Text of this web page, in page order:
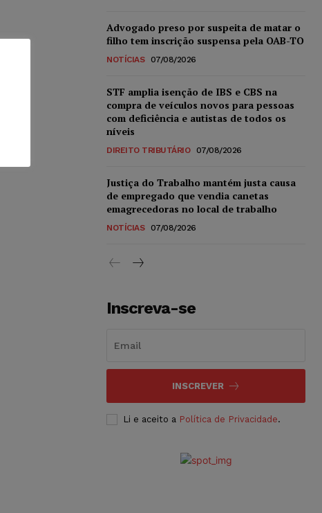
Advogado preso por suspeita de matar o
filho tem inscrição suspensa pela OAB-TO
NOTÍCIAS 07/08/2026
STF amplia isenção de IBS e CBS na
compra de veículos novos para pessoas
com deficiência e autistas de todos os
níveis
DIREITO TRIBUTÁRIO 07/08/2026
Justiça do Trabalho mantém justa causa
de empregado que vendia canetas
emagrecedoras no local de trabalho
NOTÍCIAS 07/08/2026
Inscreva-se
INSCREVER
Li e aceito a Política de Privacidade.